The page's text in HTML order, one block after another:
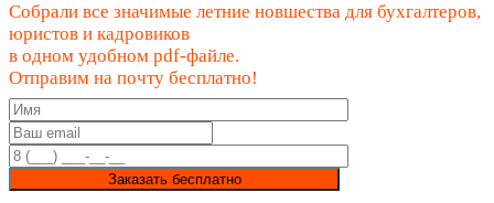
Собрали все значимые летние новшества для бухгалтеров,
юристов и кадровиков
в одном удобном pdf-файле.
Отправим на почту бесплатно!
Заказать бесплатно